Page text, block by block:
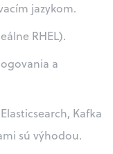
jazykom.
RHEL).
a
Kafka
sú výhodou.